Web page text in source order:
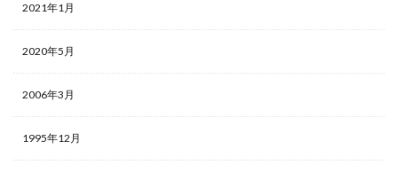
2021年1月
2020年5月
2006年3月
1995年12月